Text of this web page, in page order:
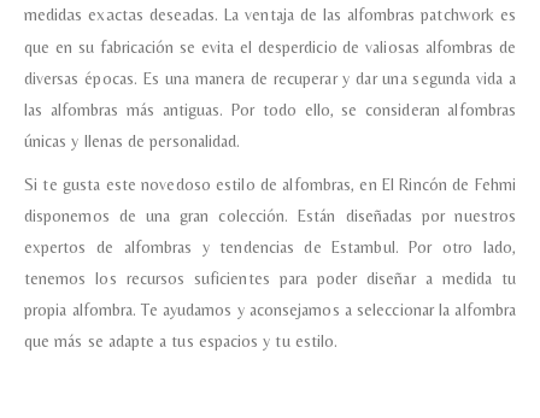
medidas exactas deseadas.La ventaja de las alfombras patchwork es
que en su fabricación se evita el desperdicio de valiosas alfombras de
diversas épocas. Es una manera de recuperar y dar una segunda vida a
las alfombras más antiguas. Por todo ello, se consideran alfombras
únicas y llenas de personalidad.
Si te gusta este novedoso estilo de alfombras, en El Rincón de Fehmi
disponemos de una gran colección. Están diseñadas por nuestros
expertos de alfombras y tendencias de Estambul. Por otro lado,
tenemos los recursos suficientes para poder diseñar a medida tu
propia alfombra. Te ayudamos y aconsejamos a seleccionar la alfombra
que más se adapte a tus espacios y tu estilo.
Nombre y apellido *
Tu mensaje.